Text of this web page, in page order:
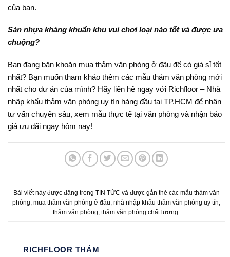
của bạn.
Sàn nhựa kháng khuẩn khu vui chơi loại nào tốt và được ưa
chuộng?
Bạn đang băn khoăn mua thảm văn phòng ở đâu để có giá sỉ tốt
nhất? Bạn muốn tham khảo thêm các mẫu thảm văn phòng mới
nhất cho dự án của mình? Hãy liên hệ ngay với Richfloor – Nhà
nhập khẩu thảm văn phòng uy tín hàng đầu tại TP.HCM để nhận
tư vấn chuyên sâu, xem mẫu thực tế tại văn phòng và nhận báo
giá ưu đãi ngay hôm nay!
Bài viết này được đăng trong TIN TỨC và được gắn thẻ các mẫu thảm văn
phòng, mua thảm văn phòng ở đâu, nhà nhập khẩu thảm văn phòng uy tín,
thảm văn phòng, thảm văn phòng chất lượng.
RICHFLOOR THẢM